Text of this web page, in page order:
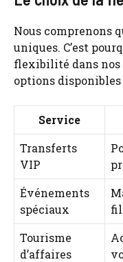
Nous comprenons
uniques. C’est
flexibilité dans nos
options disponibles
Service
Transferts
VIP
Événements
spéciaux
Tourisme
d’affaires